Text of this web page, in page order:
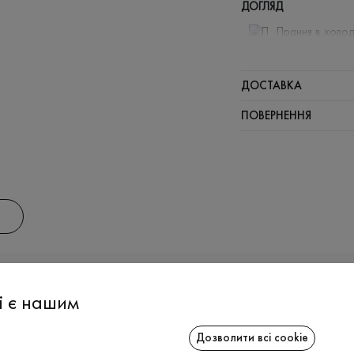
ДОГЛЯД
Прання в
Щадна
ДОСТАВКА
ПОВЕРНЕННЯ
є нашим
Дозволити всі cookie